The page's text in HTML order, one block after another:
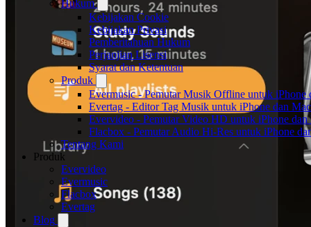
Hukum
Kebijakan Cookie
Kebijakan Privasi
Pemberitahuan Hukum
Perjanjian Lisensi
Syarat dan Ketentuan
Produk
Evermusic - Pemutar Musik Offline untuk iPhone
Evertag - Editor Tag Musik untuk iPhone dan Mac
Evervideo - Pemutar Video HD untuk iPhone dan
Flacbox - Pemutar Audio Hi-Res untuk iPhone
Tentang Kami
Produk
Evervideo
Evermusic
Flacbox
Evertag
Blog